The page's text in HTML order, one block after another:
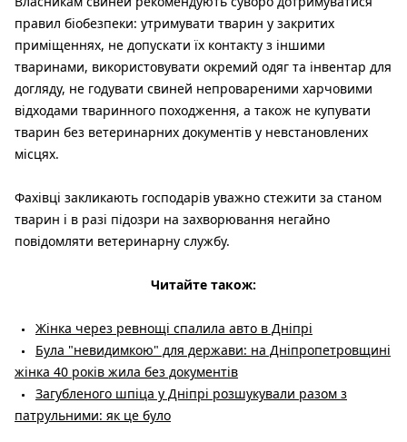
правил біобезпеки: утримувати тварин у закритих
приміщеннях, не допускати їх контакту з іншими
тваринами, використовувати окремий одяг та інвентар для
догляду, не годувати свиней непровареними харчовими
відходами тваринного походження, а також не купувати
тварин без ветеринарних документів у невстановлених
місцях.
Фахівці закликають господарів уважно стежити за станом
тварин і в разі підозри на захворювання негайно
повідомляти ветеринарну службу.
Читайте також:
Жінка через ревнощі спалила авто в Дніпрі
Була "невидимкою" для держави: на Дніпропетровщині
жінка 40 років жила без документів
Загубленого шпіца у Дніпрі розшукували разом з
патрульними: як це було